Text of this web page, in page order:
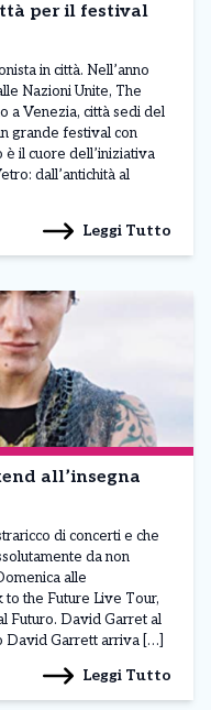
per il festival
in città. Nell’anno
Nazioni Unite, The
a Venezia, città sedi del
grande festival con
il cuore dell’iniziativa
dall’antichità al
Leggi Tutto
all’insegna
di concerti e che
da non
alle
to the Future Live Tour,
Futuro. David Garret al
David Garrett arriva […]
Leggi Tutto